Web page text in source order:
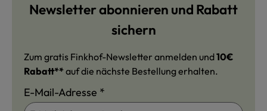
Newsletter abonnieren und Rabatt
sichern
Zum gratis Finkhof-Newsletter anmelden und10€
Rabatt** auf die nächste Bestellung erhalten.
E-Mail-Adresse *